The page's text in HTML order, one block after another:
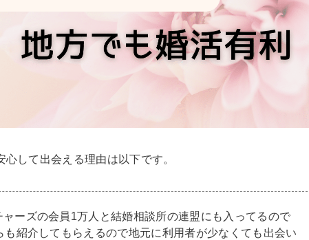
して出会える理由は以下です。
ーズの会員1万人と結婚相談所の連盟にも入ってるので
も紹介してもらえるので地元に利用者が少なくても出会い